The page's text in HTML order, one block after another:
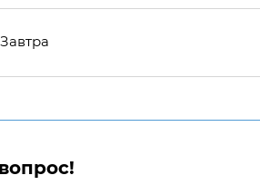
Завтра